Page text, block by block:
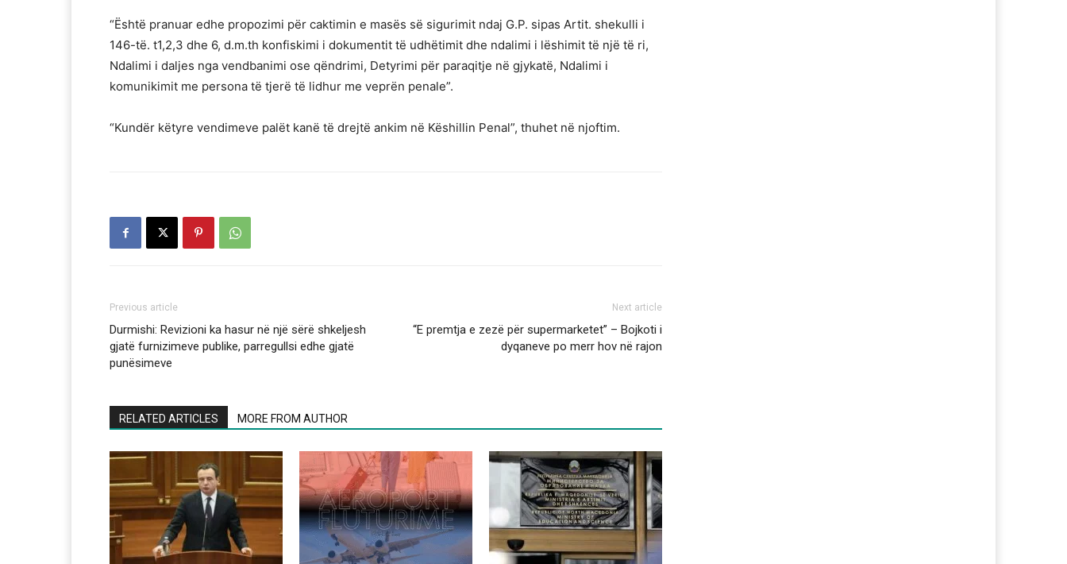
“Është pranuar edhe propozimi për caktimin e masës së sigurimit ndaj G.P. sipas Artit. shekulli i
146-të. t1,2,3 dhe 6, d.m.th konfiskimi i dokumentit të udhëtimit dhe ndalimi i lëshimit të një të ri,
Ndalimi i daljes nga vendbanimi ose qëndrimi, Detyrimi për paraqitje në gjykatë, Ndalimi i
komunikimit me persona të tjerë të lidhur me veprën penale”.
“Kundër këtyre vendimeve palët kanë të drejtë ankim në Këshillin Penal”, thuhet në njoftim.
Previous article
Durmishi: Revizioni ka hasur në një sërë shkeljesh
gjatë furnizimeve publike, parregullsi edhe gjatë
punësimeve
Next article
“E premtja e zezë për supermarketet” – Bojkoti i
dyqaneve po merr hov në rajon
RELATED ARTICLES MORE FROM AUTHOR